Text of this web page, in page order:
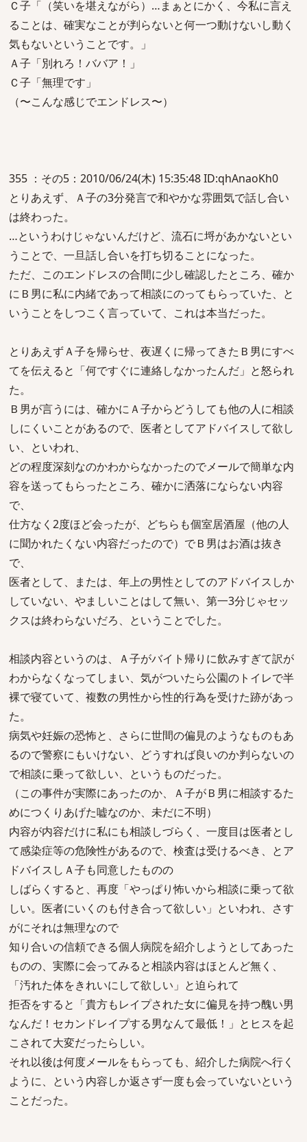
Ｃ子「（笑いを堪えながら）…まぁとにかく、今私に言え
ることは、確実なことが判らないと何一つ動けないし動く
気もないということです。」
Ａ子「別れろ！ババア！」
Ｃ子「無理です」
（〜こんな感じでエンドレス〜）
355 ：その5：2010/06/24(木) 15:35:48 ID:qhAnaoKh0
とりあえず、Ａ子の3分発言で和やかな雰囲気で話し合い
は終わった。
…というわけじゃないんだけど、流石に埒があかないとい
うことで、一旦話し合いを打ち切ることになった。
ただ、このエンドレスの合間に少し確認したところ、確か
にＢ男に私に内緒であって相談にのってもらっていた、と
いうことをしつこく言っていて、これは本当だった。
とりあえずＡ子を帰らせ、夜遅くに帰ってきたＢ男にすべ
てを伝えると「何ですぐに連絡しなかったんだ」と怒られ
た。
Ｂ男が言うには、確かにＡ子からどうしても他の人に相談
しにくいことがあるので、医者としてアドバイスして欲し
い、といわれ、
どの程度深刻なのかわからなかったのでメールで簡単な内
容を送ってもらったところ、確かに洒落にならない内容
で、
仕方なく2度ほど会ったが、どちらも個室居酒屋（他の人
に聞かれたくない内容だったので）でＢ男はお酒は抜き
で、
医者として、または、年上の男性としてのアドバイスしか
していない、やましいことはして無い、第一3分じゃセッ
クスは終わらないだろ、ということでした。
相談内容というのは、Ａ子がバイト帰りに飲みすぎて訳が
わからなくなってしまい、気がついたら公園のトイレで半
裸で寝ていて、複数の男性から性的行為を受けた跡があっ
た。
病気や妊娠の恐怖と、さらに世間の偏見のようなものもあ
るので警察にもいけない、どうすれば良いのか判らないの
で相談に乗って欲しい、というものだった。
（この事件が実際にあったのか、Ａ子がＢ男に相談するた
めにつくりあげた嘘なのか、未だに不明）
内容が内容だけに私にも相談しづらく、一度目は医者とし
て感染症等の危険性があるので、検査は受けるべき、とア
ドバイスしＡ子も同意したものの
しばらくすると、再度「やっぱり怖いから相談に乗って欲
しい。医者にいくのも付き合って欲しい」といわれ、さす
がにそれは無理なので
知り合いの信頼できる個人病院を紹介しようとしてあった
ものの、実際に会ってみると相談内容はほとんど無く、
「汚れた体をきれいにして欲しい」と迫られて
拒否をすると「貴方もレイプされた女に偏見を持つ醜い男
なんだ！セカンドレイプする男なんて最低！」とヒスを起
こされて大変だったらしい。
それ以後は何度メールをもらっても、紹介した病院へ行く
ように、という内容しか返さず一度も会っていないという
ことだった。